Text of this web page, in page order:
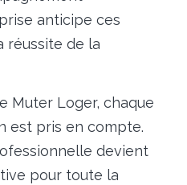
anticipe ces
réussite de la
Muter Loger, chaque
est pris en compte.
devient
pour toute la